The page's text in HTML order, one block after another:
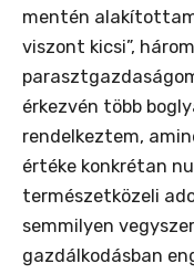
mentén
viszont kicsi”,
érkezvén több
rendelkeztem,
értéke konkrétan
természetközeli
semmilyen
gazdálkodásban